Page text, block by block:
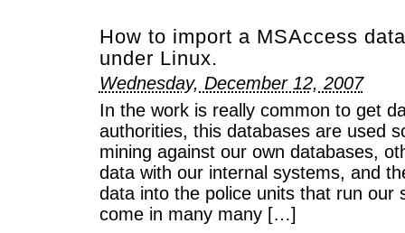
How to import a MSAccess
under Linux.
Wednesday, December 12, 2007
In the work is really common to get
authorities, this databases are used
mining against our own databases,
data with our internal systems, and
data into the police units that run our
come in many many […]